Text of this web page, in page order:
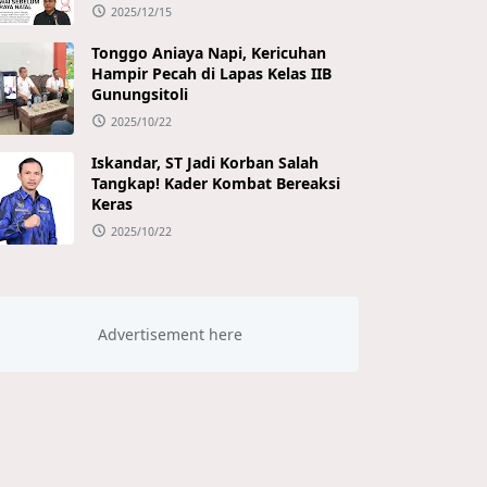
2025/12/15
Tonggo Aniaya Napi, Kericuhan
Hampir Pecah di Lapas Kelas IIB
Gunungsitoli
2025/10/22
Iskandar, ST Jadi Korban Salah
Tangkap! Kader Kombat Bereaksi
Keras
2025/10/22